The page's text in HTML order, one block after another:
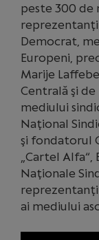
peste 300 de
reprezentanţi
Democrat,
Europeni,
Marije
Centrală şi
mediului
Naţional
şi fondatorul
„Cartel Alfa“,
Naţionale
reprezentanţi
ai mediului